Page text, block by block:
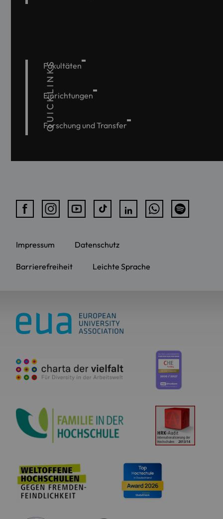
QUICKLINKS
Fakultäten
Einrichtungen
Forschung und Transfer
Impressum Datenschutz
Barrierefreiheit Leichte Sprache